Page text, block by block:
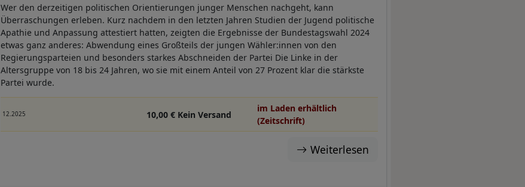
Wer den derzeitigen politischen Orientierungen junger Menschen nachgeht, kann
Überraschungen erleben. Kurz nachdem in den letzten Jahren Studien der Jugend politische
Apathie und Anpassung attestiert hatten, zeigten die Ergebnisse der Bundestagswahl 2024
etwas ganz anderes: Abwendung eines Großteils der jungen Wähler:innen von den
Regierungsparteien und besonders starkes Abschneiden der Partei Die Linke in der
Altersgruppe von 18 bis 24 Jahren, wo sie mit einem Anteil von 27 Prozent klar die stärkste
Partei wurde.
12.2025 10,00 € Kein Versand
im Laden erhältlich
(Zeitschrift)
Weiterlesen